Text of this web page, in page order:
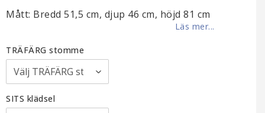
Mått: Bredd 51,5 cm, djup 46 cm, höjd 81 cm
Läs mer...
TRÄFÄRG stomme
SITS klädsel